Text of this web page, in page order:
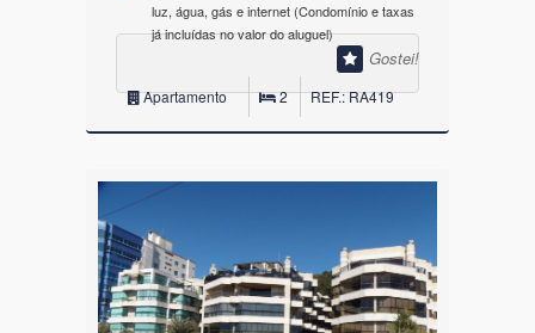
luz, água, gás e internet (Condomínio e taxas
já incluídas no valor do aluguel)
Gostei!
Apartamento 2 REF.: RA419